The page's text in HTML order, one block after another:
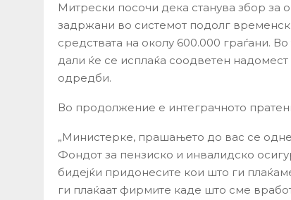
Митрески посочи дека станува збор за
задржани во системот подолг
средствата на околу 600.000 граѓани.
дали ќе се исплаќа соодветен
одредби.
Во продолжение е интеграчното
„Министерке, прашањето до вас се
Фондот за пензиско и инвалидско
бидејќи придонесите кои што ги
ги плаќаат фирмите каде што сме